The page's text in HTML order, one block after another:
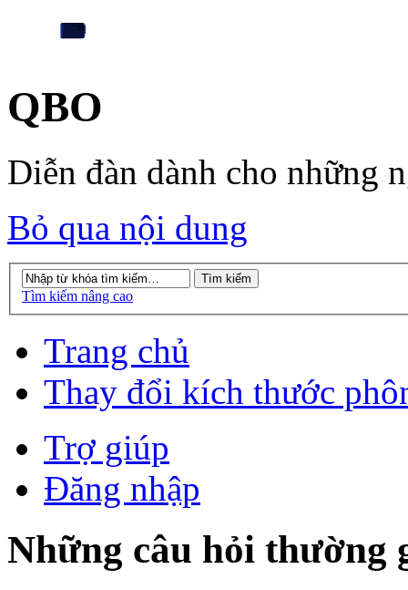
QBO
Diễn đàn dành cho những
Bỏ qua nội dung
Tìm kiếm nâng cao
Trang chủ
Thay đổi kích thước
Trợ giúp
Đăng nhập
Những câu hỏi thường